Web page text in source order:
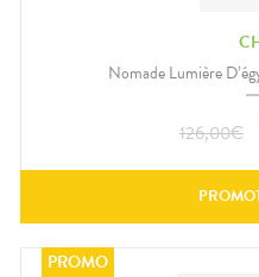
Nomade Lumière
126,00€